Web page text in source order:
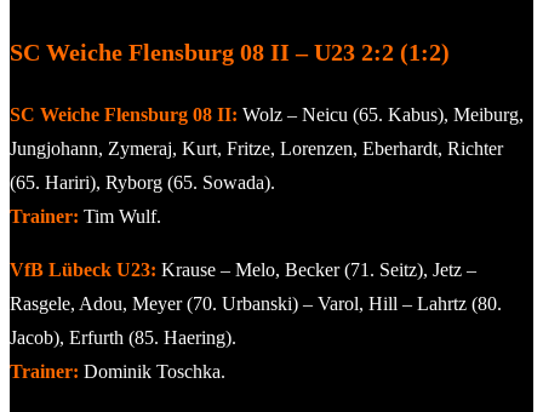
SC Weiche Flensburg 08 II – U23 2:2 (1:2)
SC Weiche Flensburg 08 II: Wolz – Neicu (65. Kabus), Meiburg,
Jungjohann, Zymeraj, Kurt, Fritze, Lorenzen, Eberhardt, Richter
(65. Hariri), Ryborg (65. Sowada).
Trainer: Tim Wulf.
VfB Lübeck U23: Krause – Melo, Becker (71. Seitz), Jetz –
Rasgele, Adou, Meyer (70. Urbanski) – Varol, Hill – Lahrtz (80.
Jacob), Erfurth (85. Haering).
Trainer: Dominik Toschka.